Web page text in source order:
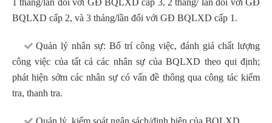
1 tháng/lần đối với GĐ BQLXD cấp 3, 2 tháng/ lần đối với GĐ
BQLXD cấp 2, và 3 tháng/lần đối với GĐ BQLXD cấp 1.
Quản lý nhân sự: Bố trí công việc, đánh giá chất lượng
công việc của tất cả các nhân sự của BQLXD theo qui định;
phát hiện sớm các nhân sự có vấn đề thông qua công tác kiểm
tra, thanh tra.
Quản lý, kiểm soát ngân sách/định biên của BQLXD.